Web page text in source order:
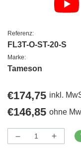
Referenz:
FL3T-O-ST-20-S
Marke:
Tameson
Regulärer
Preis
€174,75 inkl.
Regulärer
Preis
€146,85 ohne
Menge
Menge
verringern
Menge
erhöhen